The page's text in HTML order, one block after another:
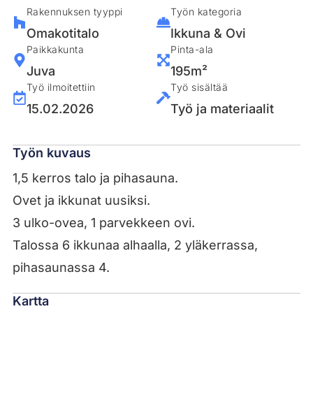
Rakennuksen tyyppi
Omakotitalo
Paikkakunta
Juva
Työ ilmoitettiin
15.02.2026
Työn kategoria
Ikkuna & Ovi
Pinta-ala
195m²
Työ sisältää
Työ ja materiaalit
Työn kuvaus
1,5 kerros talo ja pihasauna.
Ovet ja ikkunat uusiksi.
3 ulko-ovea, 1 parvekkeen ovi.
Talossa 6 ikkunaa alhaalla, 2 yläkerrassa,
pihasaunassa 4.
Kartta